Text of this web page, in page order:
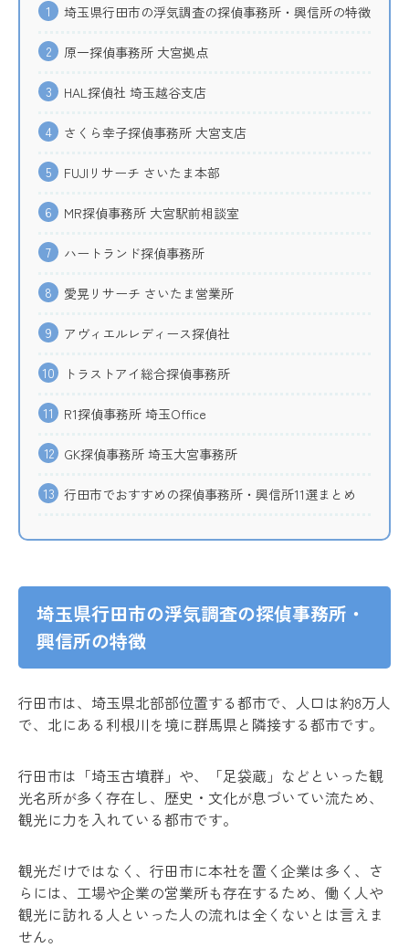
1 埼玉県行田市の浮気調査の探偵事務所・興信所の特徴
2 原一探偵事務所 大宮拠点
3 HAL探偵社 埼玉越谷支店
4 さくら幸子探偵事務所 大宮支店
5 FUJIリサーチ さいたま本部
6 MR探偵事務所 大宮駅前相談室
7 ハートランド探偵事務所
8 愛晃リサーチ さいたま営業所
9 アヴィエルレディース探偵社
10 トラストアイ総合探偵事務所
11 R1探偵事務所 埼玉Office
12 GK探偵事務所 埼玉大宮事務所
13 行田市でおすすめの探偵事務所・興信所11選まとめ
埼玉県行田市の浮気調査の探偵事務所・
興信所の特徴
行田市は、埼玉県北部部位置する都市で、人口は約8万人
で、北にある利根川を境に群馬県と隣接する都市です。
行田市は「埼玉古墳群」や、「足袋蔵」などといった観
光名所が多く存在し、歴史・文化が息づいてい流ため、
観光に力を入れている都市です。
観光だけではなく、行田市に本社を置く企業は多く、さ
らには、工場や企業の営業所も存在するため、働く人や
観光に訪れる人といった人の流れは全くないとは言えま
せん。